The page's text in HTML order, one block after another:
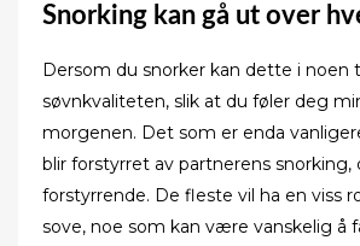
Snorking kan gå ut over
Dersom du snorker kan dette i noen
søvnkvaliteten, slik at du føler deg
morgenen. Det som er enda
blir forstyrret av partnerens snorking,
forstyrrende. De fleste vil ha en viss
sove, noe som kan være vanskelig å